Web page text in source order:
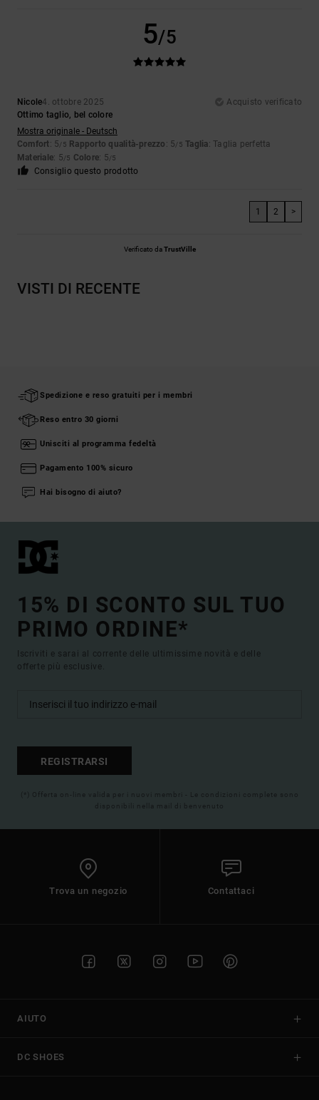
5/5
Nicole4. ottobre 2025
Acquisto verificato
Ottimo taglio, bel colore
Mostra originale - Deutsch
Comfort: 5/5 Rapporto qualità-prezzo : 5/5 Taglia: Taglia perfetta
Materiale: 5/5 Colore: 5/5
Consiglio questo prodotto
1 2 >
Verificato daTrustVille
VISTI DI RECENTE
Spedizione e reso gratuiti per i membri
Reso entro 30 giorni
Unisciti al programma fedeltà
Pagamento 100% sicuro
Hai bisogno di aiuto?
15% DI SCONTO SUL TUO
PRIMO ORDINE*
Iscriviti e sarai al corrente delle ultimissime novità e delle
offerte più esclusive.
REGISTRARSI
(*) Offerta on-line valida per i nuovi membri - Le condizioni complete sono
disponibili nella mail di benvenuto
Trova un negozio Contattaci
AIUTO
DC SHOES